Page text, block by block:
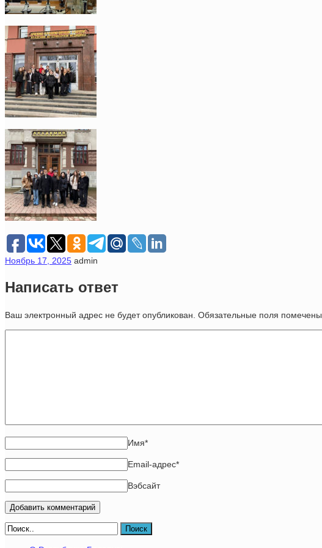
Ноябрь 17, 2025 admin
Написать ответ
Ваш электронный адрес не будет опубликован. Обязательные поля помечены
Имя*
Email-адрес*
Вэбсайт
Поиск